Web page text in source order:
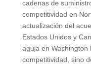
cadenas de
competitividad en
actualización del
Estados Unidos y
aguja en
competitividad, sino